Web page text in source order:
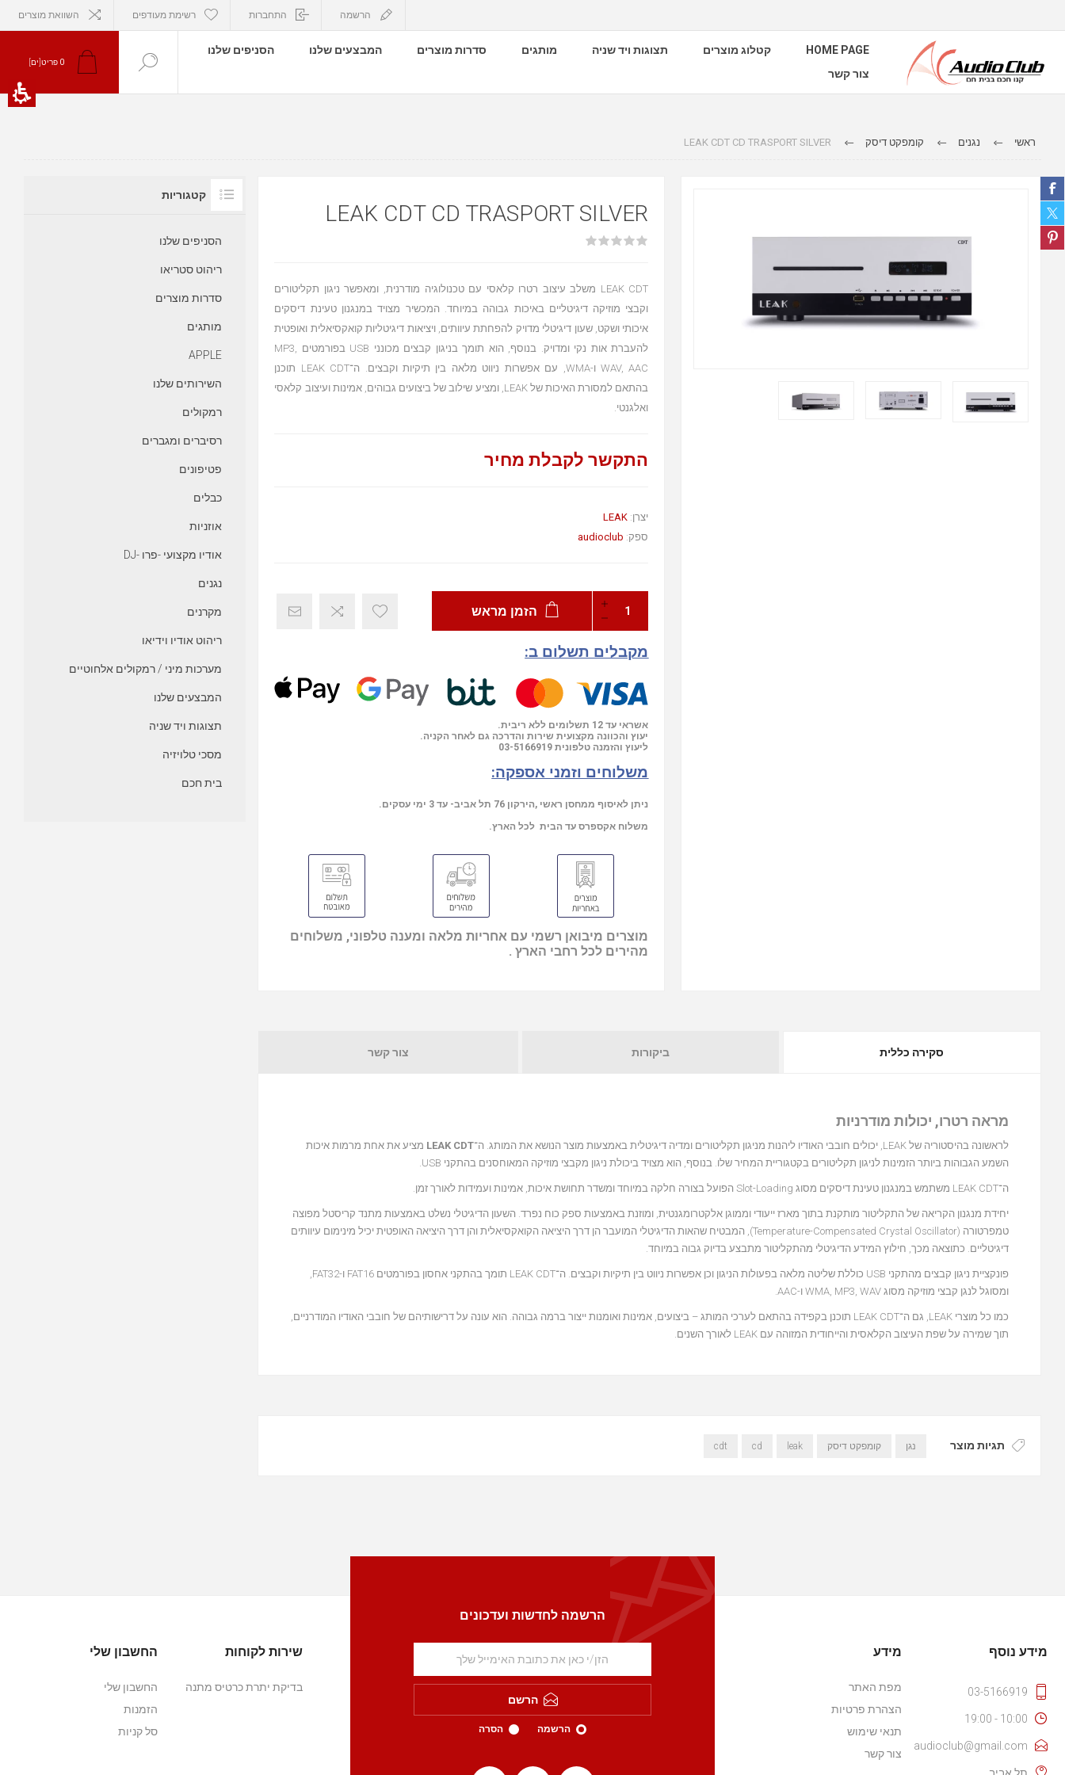
הרשמה התחברות רשימת מעודפים השוואת מוצרים
HOME PAGE קטלוג מוצרים תצוגות ויד שניה מותגים סדרות מוצרים המבצעים שלנו
הסניפים שלנו
צור קשר
0 פריט[ים]
ראשי נגנים קומפקט דיסק LEAK CDT CD TRASPORT SILVER
LEAK CDT CD TRASPORT SILVER
LEAK CDT משלב עיצוב רטרו קלאסי עם טכנולוגיה מודרנית, ומאפשר ניגון תקליטורים
וקבצי מוזיקה דיגיטליים באיכות גבוהה במיוחד. המכשיר מצויד במנגנון טעינת דיסקים
איכותי ושקט, שעון דיגיטלי מדויק להפחתת עיוותים, ויציאות דיגיטליות קואקסיאלית ואופטית
להעברת אות נקי ומדויק. בנוסף, הוא תומך בניגון קבצים מכונני USB בפורמטים MP3,
WAV, AAC ו-WMA, עם אפשרות ניווט מלאה בין תיקיות וקבצים. ה־LEAK CDT תוכנן
בהתאם למסורת האיכות של LEAK, ומציע שילוב של ביצועים גבוהים, אמינות ועיצוב קלאסי
ואלגנטי.
התקשר לקבלת מחיר
יצרן: LEAK
ספק: audioclub
הזמן מראש
מקבלים תשלום ב:
אשראי עד 12 תשלומים ללא ריבית.
יעוץ והכוונה מקצועית שירות והדרכה גם לאחר הקניה.
ליעוץ והזמנה טלפונית 03-5166919
משלוחים וזמני אספקה:
ניתן לאיסוף ממחסן ראשי ,הירקון 76 תל אביב- עד 3 ימי עסקים.
משלוח אקספרס עד הבית לכל הארץ.
מוצרים מיבואן רשמי עם אחריות מלאה ומענה טלפוני, משלוחים
מהירים לכל רחבי הארץ .
סקירה כללית ביקורות צור קשר
מראה רטרו, יכולות מודרניות
לראשונה בהיסטוריה של LEAK, יכולים חובבי האודיו ליהנות מניגון תקליטורים ומדיה דיגיטלית באמצעות מוצר הנושא את המותג. ה־ LEAK CDT מציע את אחת מרמות איכות
השמע הגבוהות ביותר הזמינות לניגון תקליטורים בקטגוריית המחיר שלו. בנוסף, הוא מצויד ביכולת ניגון מקבצי מוזיקה המאוחסנים בהתקני USB.
ה־LEAK CDT משתמש במנגנון טעינת דיסקים מסוג Slot-Loading הפועל בצורה חלקה במיוחד ומשדר תחושת איכות, אמינות ועמידות לאורך זמן.
יחידת מנגנון הקריאה של התקליטור מותקנת בתוך מארז ייעודי וממוגן אלקטרומגנטית, ומוזנת באמצעות ספק כוח נפרד. השעון הדיגיטלי נשלט באמצעות מתנד קריסטל מפוצה
טמפרטורה (Temperature-Compensated Crystal Oscillator), המבטיח שהאות הדיגיטלי המועבר הן דרך היציאה הקואקסיאלית והן דרך היציאה האופטית יכיל מינימום עיוותים
דיגיטליים. כתוצאה מכך, חילוץ המידע הדיגיטלי מהתקליטור מתבצע בדיוק גבוה במיוחד.
פונקציית ניגון קבצים מהתקני USB כוללת שליטה מלאה בפעולות הניגון וכן אפשרות ניווט בין תיקיות וקבצים. ה־LEAK CDT תומך בהתקני אחסון בפורמטים FAT16 ו-FAT32,
ומסוגל לנגן קבצי מוזיקה מסוג WMA, MP3, WAV ו-AAC.
כמו כל מוצרי LEAK, גם ה־LEAK CDT תוכנן בקפידה בהתאם לערכי המותג – ביצועים, אמינות ואומנות ייצור ברמה גבוהה. הוא עונה על דרישותיהם של חובבי האודיו המודרניים,
תוך שמירה על שפת העיצוב הקלאסית והייחודית המזוהה עם LEAK לאורך השנים.
תגיות מוצר נגן קומפקט דיסק leak
cd
cdt
קטגוריות
הסניפים שלנו
ריהוט סטריאו
סדרות מוצרים
מותגים
APPLE
השירותים שלנו
רמקולים
רסיברים ומגברים
פטיפונים
כבלים
אוזניות
אודיו מקצועי -פרו -DJ
נגנים
מקרנים
ריהוט אודיו וידיאו
מערכות מיני / רמקולים אלחוטיים
המבצעים שלנו
תצוגות ויד שניה
מסכי טלויזיה
בית חכם
הרשמה לחדשות ועדכונים
הרשם
הרשמה הסרה
מידע נוסף
03-5166919
10:00 - 19:00
audioclub@gmail.com
מידע
מפת האתר
הצהרת פרטיות
תנאי שימוש
צור קשר
שירות לקוחות
בדיקת יתרת כרטיס מתנה
החשבון שלי
החשבון שלי
הזמנות
סל קניות